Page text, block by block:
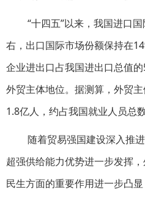
“十四五”以来，我国进口
右，出口国际市场份额保持在
企业进出口占我国进出口总值
外贸主体地位。据测算，外贸
1.8亿人，约占我国就业人员总
随着贸易强国建设深入推
超强供给能力优势进一步发挥
民生方面的重要作用进一步凸